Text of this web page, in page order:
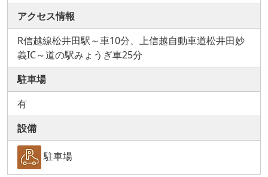
アクセス情報
R信越線松井田駅～車10分、上信越自動車道松井田妙
義IC～道の駅みょうぎ車25分
駐車場
有
設備
駐車場